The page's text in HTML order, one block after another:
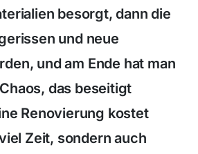
besorgt, dann die
und neue
und am Ende hat man
das beseitigt
Renovierung kostet
Zeit, sondern auch